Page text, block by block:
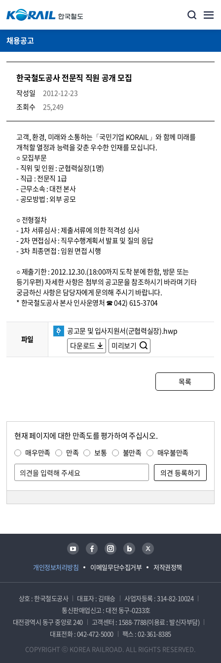
채용공고
한국철도공사 전문직 직원 공개 모집
작성일
2012-12-23
조회수
25,249
코레일소개_경영공시_채용공고 상세보기 – 내용, 파일, 담당자 연락처로 구성
고객, 환경, 미래와 소통하는「국민기업 KORAIL」와 함께 미래를
개척할 열정과 능력을 갖춘 우수한 인재를 모십니다.
○ 모집부문
- 직위 및 인원 : 군협력실장(1명)
- 직급 : 전문직 1급
- 근무소속 : 대전 본사
- 공모방법 : 외부 공모
○ 전형절차
- 1차 서류심사 : 제출서류에 의한 적격성 심사
- 2차 면접심사 : 직무수행계획서 발표 및 질의 응답
- 3차 최종면접 : 임원 면접 시행
○ 제출기한 : 2012.12.30.(18:00까지 도착 분에 한함, 방문 또는
등기우편) 자세한 사항은 첨부의 공고문을 참조하시기 바라며 기타
궁금하신 사항은 담당자에게 문의해 주시기 바랍니다.
* 한국철도공사 본사 인사운영처 ☎ 042) 615-3704
파일
공고문 및 입사지원서(군협력실장).hwp
다운로드
미리보기
목록
현재 페이지에 대한 만족도를 평가하여 주십시오.
매우만족 만족 보통 불만족 매우불만족
개인정보처리방침 이메일무단수집거부 저작권정책
유튜브 페이스북 인스타그램 블로그 트위터
상호 : 한국철도공사 대표자 : 김태승
사업자등록 : 314-82-10024
통신판매업신고 : 대전 동구-0233호
대전광역시 동구 중앙로 240
고객센터 : 1588-7788(이용료 : 발신자부담)
대표전화 : 042-472-5000
팩스 : 02-361-8385
COPYRIGHT ⓒ KOREA RAILROAD. ALL RIGHTS RESERVED.